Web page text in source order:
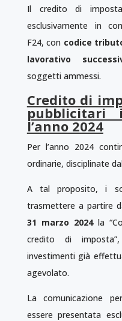
Il credito di
esclusivamente in
F24, con codice
lavorativo
soggetti ammessi.
Credito di
pubblicitari
l’anno 2024
Per l’anno 2024
ordinarie, disciplinate
A tal proposito, i
trasmettere a partire
31 marzo 2024 la
credito di
investimenti già
agevolato.
La comunicazione
essere presentata